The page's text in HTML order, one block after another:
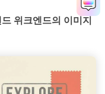
위크엔드의 이미지